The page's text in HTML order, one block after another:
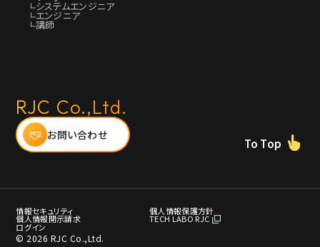
システムエンジニア
エンジニア
講師
RJC Co.,Ltd.
お問い合わせ
To Top
© 2026 RJC Co.,Ltd.
情報セキュリティ 個⼈情報保護⽅針
個人情報開示請求 TECH LABO RJC
ログイン